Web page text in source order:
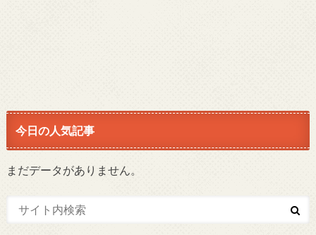
今日の人気記事
まだデータがありません。